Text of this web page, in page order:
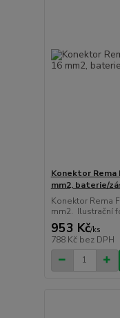
Konektor Rema
mm2, baterie/
Konektor Rema
mm2. Ilustrační
953 Kč/ks
788 Kč bez DPH